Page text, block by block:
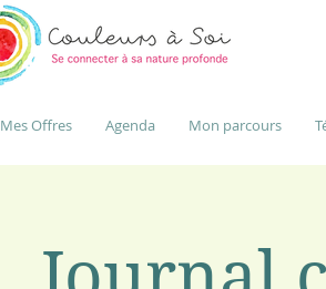
Mes Offres Agenda Mon parcours